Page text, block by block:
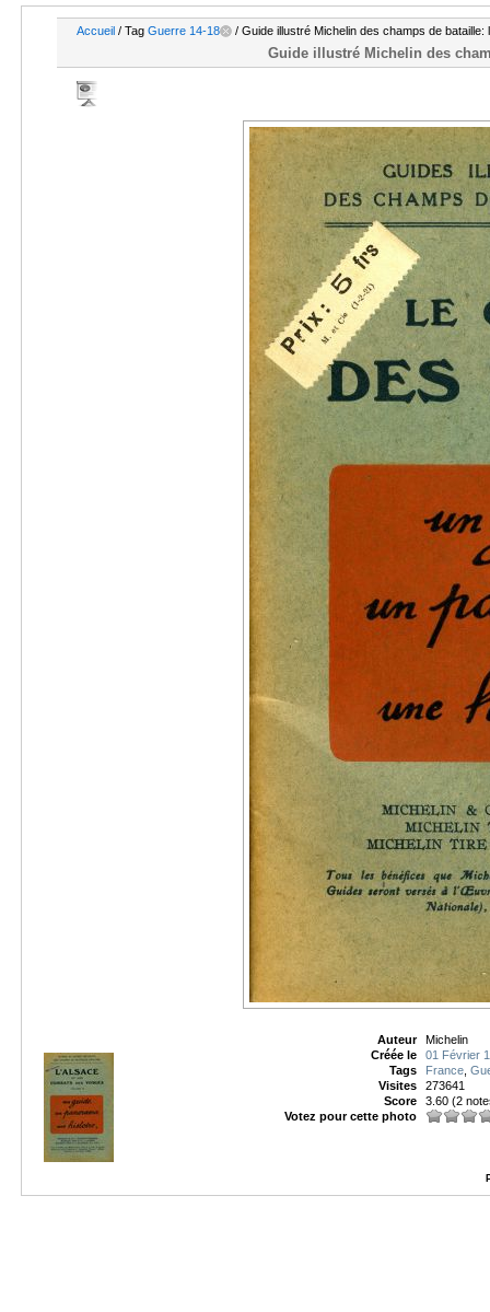
Accueil / Tag Guerre 14-18 / Guide illustré Michelin des champs de
Guide illustré Michelin des
Auteur
Michelin
Créée le
01 Février
Tags
France,
Visites
273641
Score
3.60 (2
Votez pour cette photo